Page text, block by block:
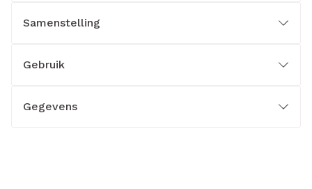
Samenstelling
Gebruik
Gegevens